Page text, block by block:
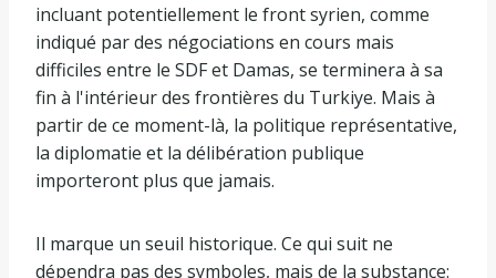
incluant potentiellement le front syrien, comme
indiqué par des négociations en cours mais
difficiles entre le SDF et Damas, se terminera à sa
fin à l'intérieur des frontières du Turkiye. Mais à
partir de ce moment-là, la politique représentative,
la diplomatie et la délibération publique
importeront plus que jamais.
Il marque un seuil historique. Ce qui suit ne
dépendra pas des symboles, mais de la substance: